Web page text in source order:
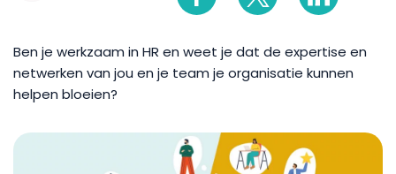
Ben je werkzaam in HR en weet je dat de expertise en
netwerken van jou en je team je organisatie kunnen
helpen bloeien?